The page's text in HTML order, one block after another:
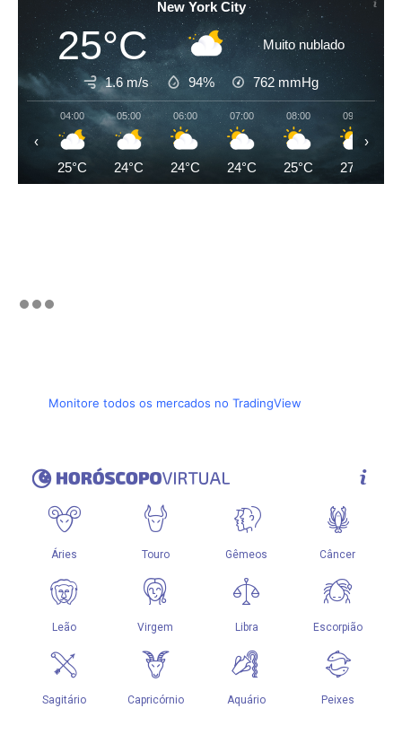
New York City
25°C Muito nublado
1.6 m/s 94% 762 mmHg
04:00
25°C
05:00
24°C
06:00
24°C
07:00
24°C
08:00
25°C
09:00
27°C
‹ ›
Monitore todos os mercados no TradingView